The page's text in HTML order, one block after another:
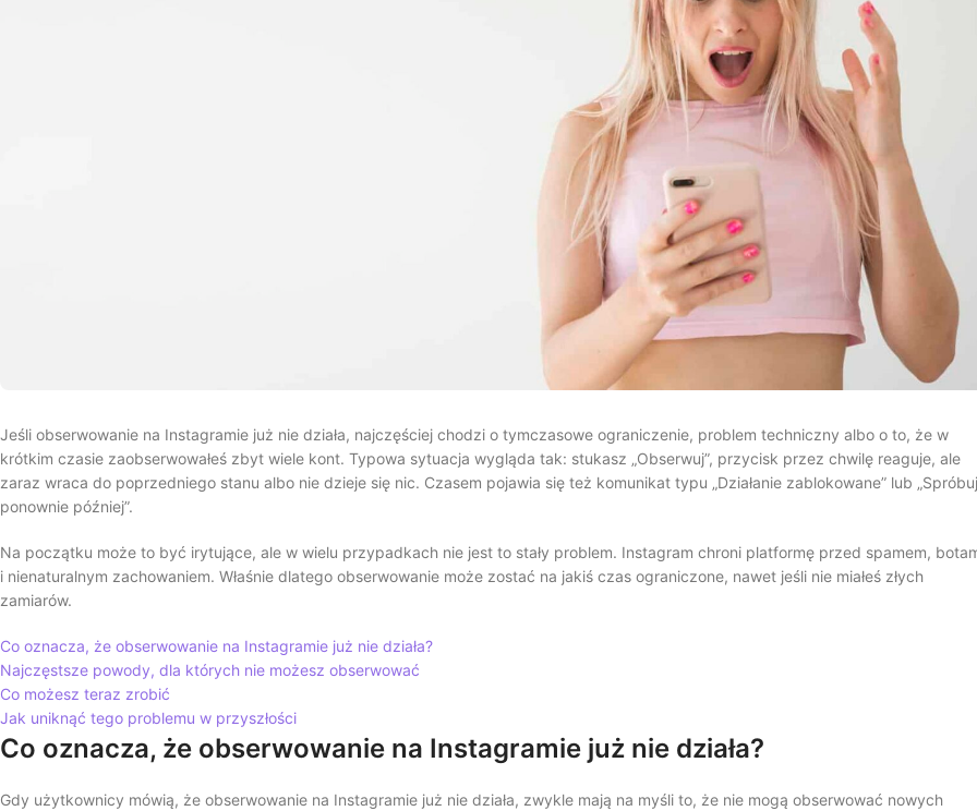
Jeśli obserwowanie na Instagramie już nie działa, najczęściej chodzi o tymczasowe ograniczenie, problem techniczny albo o to, że w
krótkim czasie zaobserwowałeś zbyt wiele kont. Typowa sytuacja wygląda tak: stukasz „Obserwuj”, przycisk przez chwilę reaguje, ale
zaraz wraca do poprzedniego stanu albo nie dzieje się nic. Czasem pojawia się też komunikat typu „Działanie zablokowane” lub „Spróbuj
ponownie później”.
Na początku może to być irytujące, ale w wielu przypadkach nie jest to stały problem. Instagram chroni platformę przed spamem,
i nienaturalnym zachowaniem. Właśnie dlatego obserwowanie może zostać na jakiś czas ograniczone, nawet jeśli nie miałeś złych
zamiarów.
Co oznacza, że obserwowanie na Instagramie już nie działa?
Najczęstsze powody, dla których nie możesz obserwować
Co możesz teraz zrobić
Jak uniknąć tego problemu w przyszłości
Co oznacza, że obserwowanie na Instagramie już nie działa?
Gdy użytkownicy mówią, że obserwowanie na Instagramie już nie działa, zwykle mają na myśli to, że nie mogą obserwować nowych